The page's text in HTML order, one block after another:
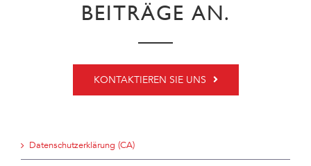
BEITRÄGE AN.
KONTAKTIEREN SIE UNS
Datenschutzerklärung (CA)